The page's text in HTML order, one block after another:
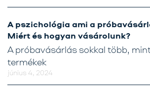
A pszichológia ami a
Miért és hogyan vásárolunk?
június 4, 2024
A próbavásárlás sokkal több,
termékek